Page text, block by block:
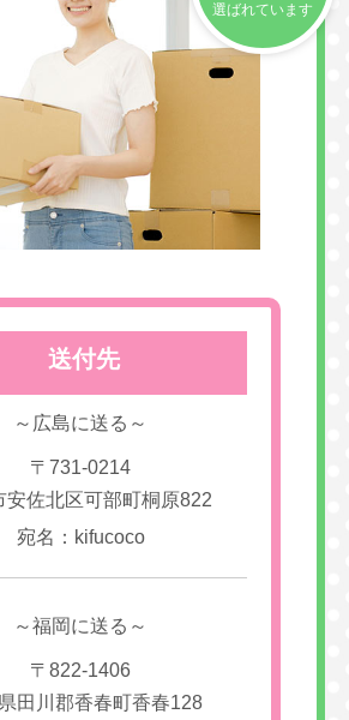
選ばれています
送付先
～広島に送る～
〒731-0214
安佐北区可部町桐原822
宛名：kifucoco
～福岡に送る～
〒822-1406
田川郡香春町香春128